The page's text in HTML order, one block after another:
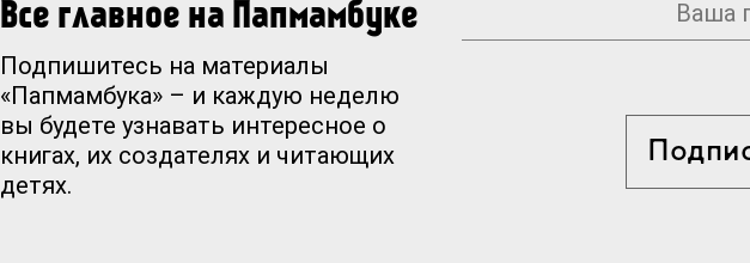
Все главное на Папмамбуке
Подпишитесь на материалы
«Папмамбука» – и каждую неделю
вы будете узнавать интересное о
книгах, их создателях и читающих
детях.